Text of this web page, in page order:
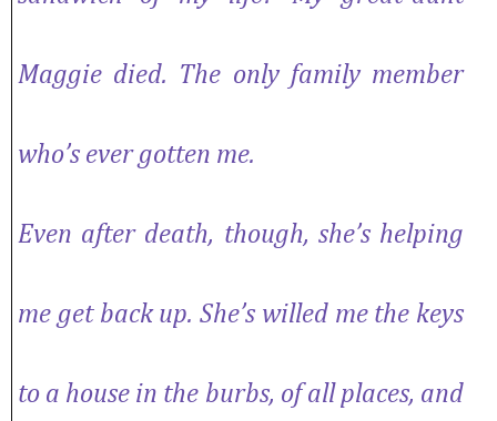
Maggie died. The only family member
who’s ever gotten me.
Even after death, though, she’s helping
me get back up. She’s willed me the keys
to a house in the burbs, of all places, and